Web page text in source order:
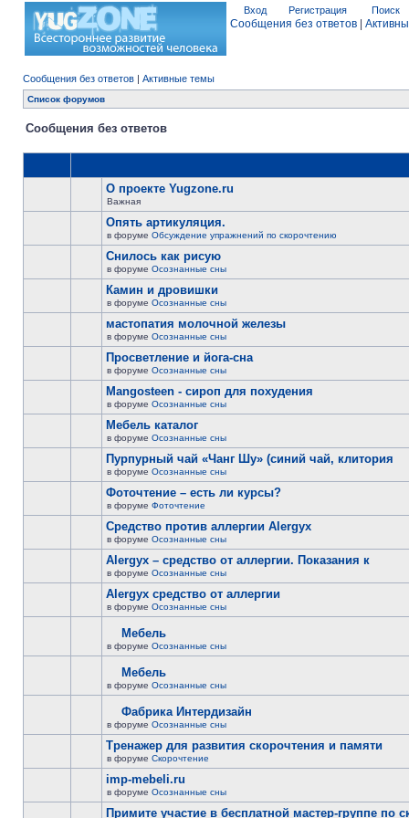
Вход Регистрация Поиск
Сообщения без ответов
Сообщения без ответов | Активные темы
Список форумов
Сообщения без ответов
О проекте Yugzone.ru
Важная
Опять артикуляция.
в форуме Обсуждение упражнений по скорочтению
Снилось как рисую
в форуме Осознанные сны
Камин и дровишки
в форуме Осознанные сны
мастопатия молочной железы
в форуме Осознанные сны
Просветление и йога-сна
в форуме Осознанные сны
Mangosteen - сироп для похудения
в форуме Осознанные сны
Мебель каталог
в форуме Осознанные сны
Пурпурный чай «Чанг Шу» (синий чай, клитория
в форуме Осознанные сны
Фоточтение – есть ли курсы?
в форуме Фоточтение
Cредство против аллергии Alergyx
в форуме Осознанные сны
Alergyx – средство от аллергии. Показания к
в форуме Осознанные сны
Alergyx средство от аллергии
в форуме Осознанные сны
Мебель
в форуме Осознанные сны
Мебель
в форуме Осознанные сны
Фабрика Интердизайн
в форуме Осознанные сны
Тренажер для развития скорочтения и памяти
в форуме Скорочтение
imp-mebeli.ru
в форуме Осознанные сны
Примите участие в бесплатной мастер-группе по